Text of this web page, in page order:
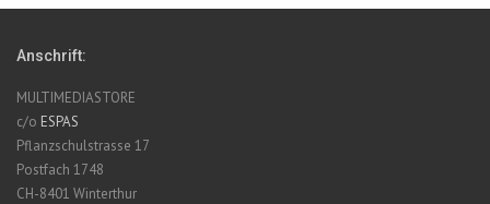
Anschrift:
MULTIMEDIASTORE
c/o ESPAS
Pflanzschulstrasse 17
Postfach 1748
CH-8401 Winterthur